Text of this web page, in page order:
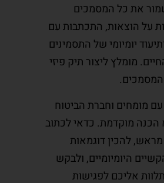
את כל המסמכים
על הוצאות, התכתבות עם
יומיומי של התסמינים
מומלץ ליצור תיק פיזי
המסמכים.
מומחים וחברת הביטוח
הכנה מוקדמת. כדאי לכתוב
להכין דוגמאות
היומיומיים, ולבקש
אליכם לפגישות